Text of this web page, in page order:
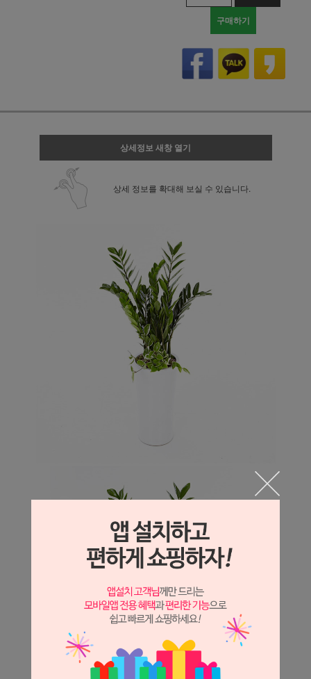
구매하기
상세정보 새창 열기
상세 정보를 확대해 보실 수 있습니다.